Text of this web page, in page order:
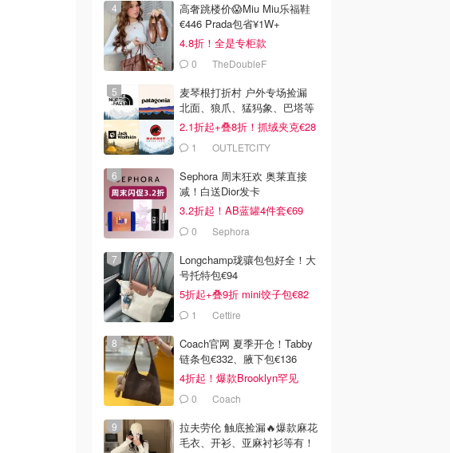
高奢跳楼价😱Miu Miu乐福鞋
€446 Prada包省¥1W+
4.8折！全是专柜款
0 TheDoubleF
麦琴根打折村 户外专场捡漏
北面、狼爪、猛犸象、巴塔等
2.1折起+叠8折！抓绒夹克€28
1
OUTLETCITY
Sephora 周末狂欢 奥莱直接
减！白送Dior发卡
3.2折起！AB蓝罐4件套€69
0 Sephora
Longchamp珑骧包包好全！大
号托特包€94
5折起+叠9折 mini饺子包€82
1 Cettire
Coach官网 夏季开仓！Tabby
链条包€332、腋下包€136
4折起！爆款Brooklyn罕见
€1920 Coach
拉夫劳伦 触底捡漏🔥爆款麻花
毛衣、开衫、亚麻衬衫等有！